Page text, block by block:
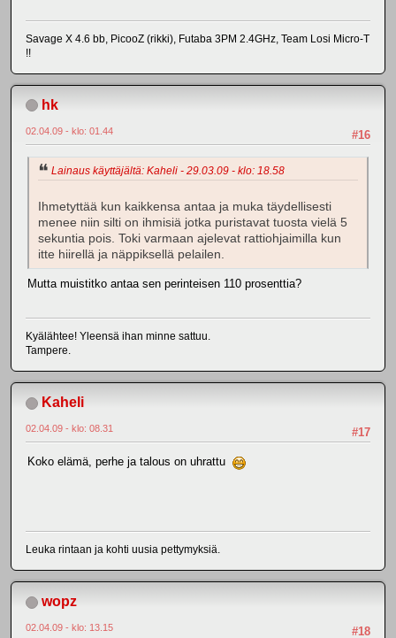
Savage X 4.6 bb, PicooZ (rikki), Futaba 3PM 2.4GHz, Team Losi Micro-T
!!
hk
#16
02.04.09 - klo: 01.44
Lainaus käyttäjältä: Kaheli - 29.03.09 - klo: 18.58
Ihmetyttää kun kaikkensa antaa ja muka täydellisesti
menee niin silti on ihmisiä jotka puristavat tuosta vielä 5
sekuntia pois. Toki varmaan ajelevat rattiohjaimilla kun
itte hiirellä ja näppiksellä pelailen.
Mutta muistitko antaa sen perinteisen 110 prosenttia?
Kyälähtee! Yleensä ihan minne sattuu.
Tampere.
Kaheli
#17
02.04.09 - klo: 08.31
Koko elämä, perhe ja talous on uhrattu
Leuka rintaan ja kohti uusia pettymyksiä.
wopz
#18
02.04.09 - klo: 13.15